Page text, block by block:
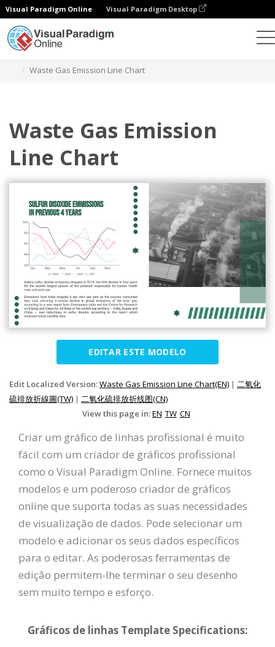
Visual Paradigm Online Visual Paradigm Desktop
Waste Gas Emission Line Chart
Waste Gas Emission
Line Chart
EDITAR ESTE MODELO
Edit Localized Version:Waste Gas Emission Line Chart(EN) | 二氧化
硫排放折線圖(TW) | 二氧化硫排放折线图(CN)
View this page in:EN TW CN
Criar um gráfico de linhas profissional é muito
fácil com um criador de gráficos profissional
como o Visual Paradigm Online. Fornece muitos
modelos e um poderoso criador de gráficos
online que suporta todas as suas necessidades
de visualização de dados. Pode selecionar um
modelo e adicionar os seus dados específicos
para o editar. As poderosas ferramentas de
edição permitem-lhe terminar o seu desenho
sem muito tempo e esforço.
Gráficos de linhas Template Specifications: